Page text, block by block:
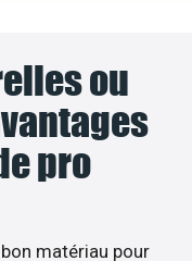
ou
pro
matériau pour